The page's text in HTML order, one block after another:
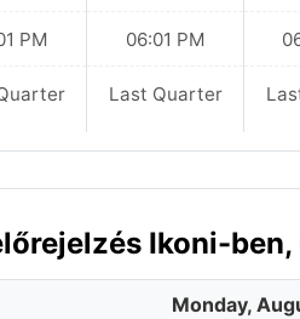
PM 06:01 PM
Last Quarter
Ikoni-
Monday,